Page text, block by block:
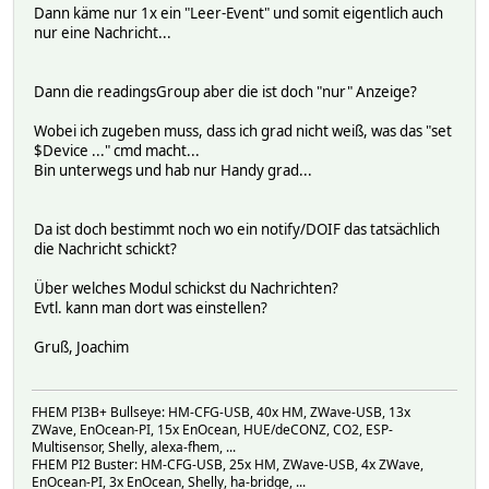
# RegenUsageAnDummy 1
# Revolt_TV 1
# SIGD_433 1
# SVG_FileLog_FHT_581a_1 1
# SVG_myDbLog_1 1
# SVG_myDbLog_10 1
# SVG_myDbLog_13 1
# SVG_myDbLog_14 1
# SVG_myDbLog_16 1
# SVG_myDbLog_17 1
# SVG_myDbLog_19 1
# SVG_myDbLog_20 1
# SVG_myDbLog_21 1
# SVG_myDbLog_22 1
# SVG_myDbLog_23 1
# SVG_myDbLog_24 1
Dann käme nur 1x ein "Leer-Event" und somit eigentlich auch
nur eine Nachricht...
Dann die readingsGroup aber die ist doch "nur" Anzeige?
Wobei ich zugeben muss, dass ich grad nicht weiß, was das "set
$Device ..." cmd macht...
Bin unterwegs und hab nur Handy grad...
Da ist doch bestimmt noch wo ein notify/DOIF das tatsächlich
die Nachricht schickt?
Über welches Modul schickst du Nachrichten?
Evtl. kann man dort was einstellen?
Gruß, Joachim
FHEM PI3B+ Bullseye: HM-CFG-USB, 40x HM, ZWave-USB, 13x
ZWave, EnOcean-PI, 15x EnOcean, HUE/deCONZ, CO2, ESP-
Multisensor, Shelly, alexa-fhem, ...
FHEM PI2 Buster: HM-CFG-USB, 25x HM, ZWave-USB, 4x ZWave,
EnOcean-PI, 3x EnOcean, Shelly, ha-bridge, ...